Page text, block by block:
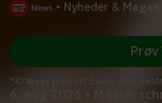
• Nyheder &
6. aug 2026 •
Prøv
*Kræver pakken Basis.